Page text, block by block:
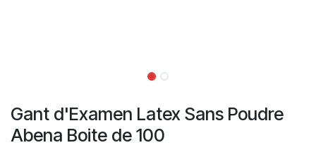
Gant d'Examen Latex Sans Poudre
Abena Boite de 100